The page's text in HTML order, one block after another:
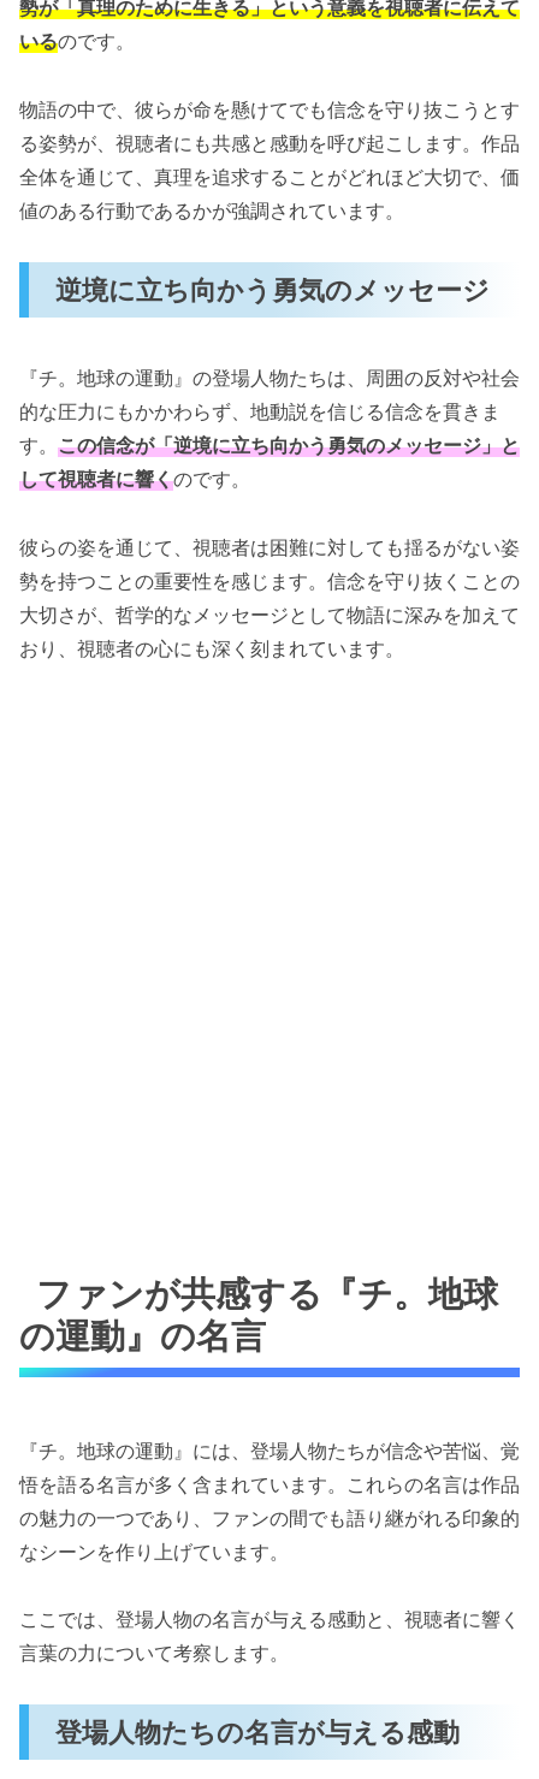
勢が「真理のために生きる」という意義を視聴者に伝えて
いるのです。
物語の中で、彼らが命を懸けてでも信念を守り抜こうとす
る姿勢が、視聴者にも共感と感動を呼び起こします。作品
全体を通じて、真理を追求することがどれほど大切で、価
値のある行動であるかが強調されています。
逆境に立ち向かう勇気のメッセージ
『チ。地球の運動』の登場人物たちは、周囲の反対や社会
的な圧力にもかかわらず、地動説を信じる信念を貫きま
す。 この信念が「逆境に立ち向かう勇気のメッセージ」と
して視聴者に響くのです。
彼らの姿を通じて、視聴者は困難に対しても揺るがない姿
勢を持つことの重要性を感じます。信念を守り抜くことの
大切さが、哲学的なメッセージとして物語に深みを加えて
おり、視聴者の心にも深く刻まれています。
ファンが共感する『チ。地球
の運動』の名言
『チ。地球の運動』には、登場人物たちが信念や苦悩、覚
悟を語る名言が多く含まれています。これらの名言は作品
の魅力の一つであり、ファンの間でも語り継がれる印象的
なシーンを作り上げています。
ここでは、登場人物の名言が与える感動と、視聴者に響く
言葉の力について考察します。
登場人物たちの名言が与える感動